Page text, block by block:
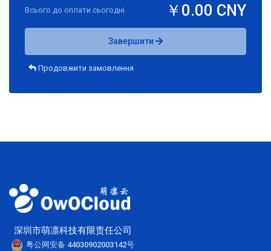
￥0.00 CNY
Всього до оплати сьогодні
Завершити
Продовжити замовлення
深圳市萌凛科技有限责任公司
粤公网安备 44030902003142号